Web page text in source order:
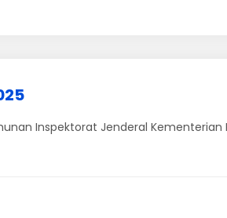
Inspektorat Jenderal